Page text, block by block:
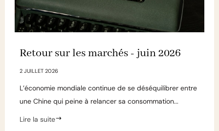
Retour sur les marchés - juin 2026
2 JUILLET 2026
L’économie mondiale continue de se déséquilibrer entre
une Chine qui peine à relancer sa consommation...
Lire la suite